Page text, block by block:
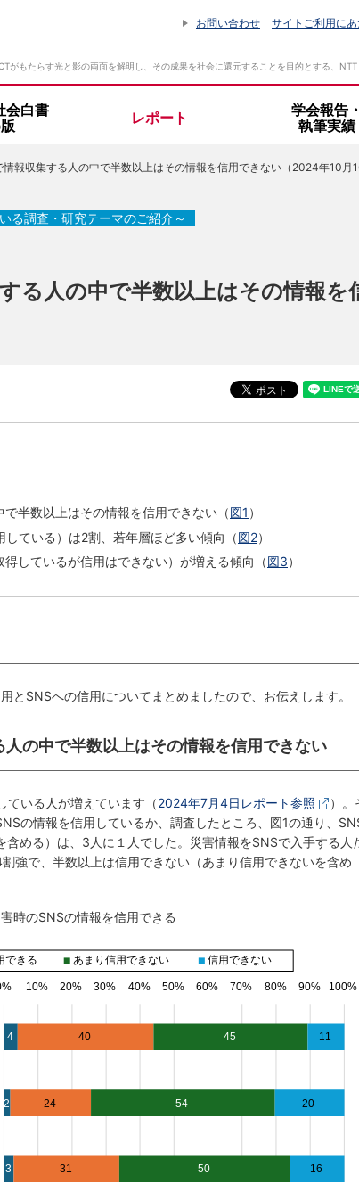
お問い合わせ サイトご利用に
がもたらす光と影の両面を解明し、その成果を社会に還元することを目的とする、
所長挨拶
会白書
レポート
学会報告
執筆実績
情報収集する人の中で半数以上はその情報を信用できない（2024年10月
る人の中で半数以上はその情報を
る調査・研究テーマのご紹介～
半数以上はその情報を信用できない（図1 ）
ている）は2割、若年層ほど多い傾向（図2）
しているが信用はできない）が増える傾向（図3）
とSNSへの信用についてまとめましたので、お伝えします。
人の中で半数以上はその情報を信用できない
ている人が増えています（2024年7月4日レポート参照
）。
の情報を信用しているか、調査したところ、図1の通り、
める）は、3人に１人でした。災害情報をSNSで入手する人
強で、半数以上は信用できない（あまり信用できないを含め
時のSNSの情報を信用できる